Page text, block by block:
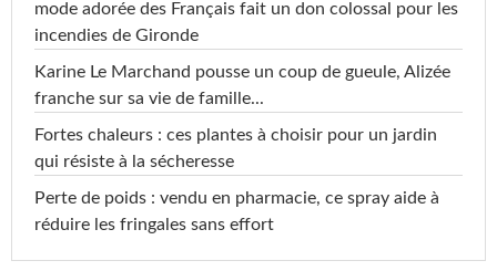
mode adorée des Français fait un don colossal pour les
incendies de Gironde
Karine Le Marchand pousse un coup de gueule, Alizée
franche sur sa vie de famille...
Fortes chaleurs : ces plantes à choisir pour un jardin
qui résiste à la sécheresse
Perte de poids : vendu en pharmacie, ce spray aide à
réduire les fringales sans effort